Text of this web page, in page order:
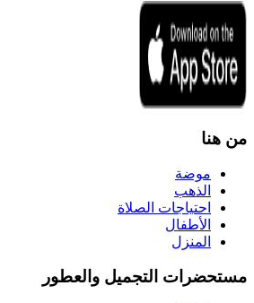
من هنا
موضة
الذهب
احتياجات الصلاة
الأطفال
المنزل
مستحضرات التجميل والعطور